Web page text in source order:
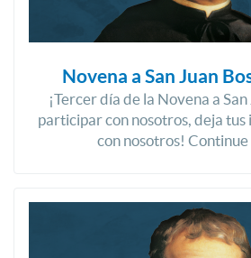
Novena a San Juan
¡Tercer día de la Novena a
participar con nosotros, deja tus
con nosotros!